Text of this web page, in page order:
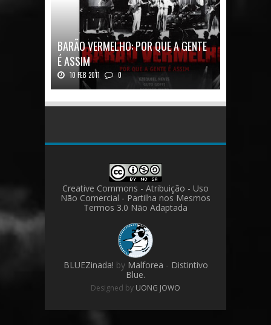
BARÃO VERMELHO: POR QUE A GENTE
É ASSIM
10 FEB 2011 0
Barão Vermelho: Por que a Gente é
Creative Commons - Atribuição - Uso
Não Comercial - Partilha nos Mesmos
Termos 3.0 Não Adaptada
BLUEZinada! byMalforea - Distintivo
Blue.
Designed by UONG JOWO